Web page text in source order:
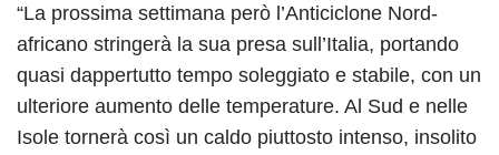
“La prossima settimana però l’Anticiclone Nord-
africano stringerà la sua presa sull’Italia, portando
quasi dappertutto tempo soleggiato e stabile, con un
ulteriore aumento delle temperature. Al Sud e nelle
Isole tornerà così un caldo piuttosto intenso, insolito